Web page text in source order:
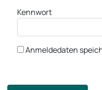
Kennwort
Anmeldedaten